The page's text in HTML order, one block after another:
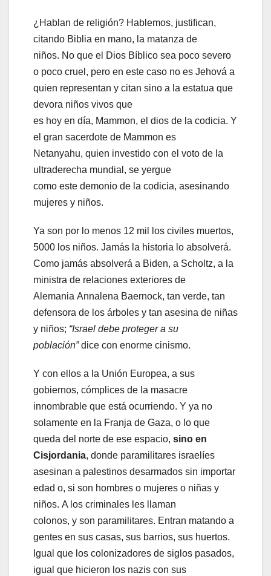
¿Hablan de religión? Hablemos, justifican,
citando Biblia en mano, la matanza de
niños. No que el Dios Bíblico sea poco severo
o poco cruel, pero en este caso no es Jehová a
quien representan y citan sino a la estatua que
devora niños vivos que
es hoy en día, Mammon, el dios de la codicia. Y
el gran sacerdote de Mammon es
Netanyahu, quien investido con el voto de la
ultraderecha mundial, se yergue
como este demonio de la codicia, asesinando
mujeres y niños.
Ya son por lo menos 12 mil los civiles muertos,
5000 los niños. Jamás la historia lo absolverá.
Como jamás absolverá a Biden, a Scholtz, a la
ministra de relaciones exteriores de
Alemania Annalena Baernock, tan verde, tan
defensora de los árboles y tan asesina de niñas
y niños; “Israel debe proteger a su
población”dice con enorme cinismo.
Y con ellos a la Unión Europea, a sus
gobiernos, cómplices de la masacre
innombrable que está ocurriendo. Y ya no
solamente en la Franja de Gaza, o lo que
queda del norte de ese espacio, sino en
Cisjordania, donde paramilitares israelíes
asesinan a palestinos desarmados sin importar
edad o, si son hombres o mujeres o niñas y
niños. A los criminales les llaman
colonos, y son paramilitares. Entran matando a
gentes en sus casas, sus barrios, sus huertos.
Igual que los colonizadores de siglos pasados,
igual que hicieron los nazis con sus